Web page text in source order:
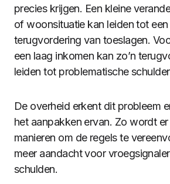
precies krijgen. Een kleine
of woonsituatie kan leiden tot
terugvordering van toeslagen.
een laag inkomen kan zo’n
leiden tot problematische
De overheid erkent dit probleem
het aanpakken ervan. Zo wordt
manieren om de regels te
meer aandacht voor
schulden.